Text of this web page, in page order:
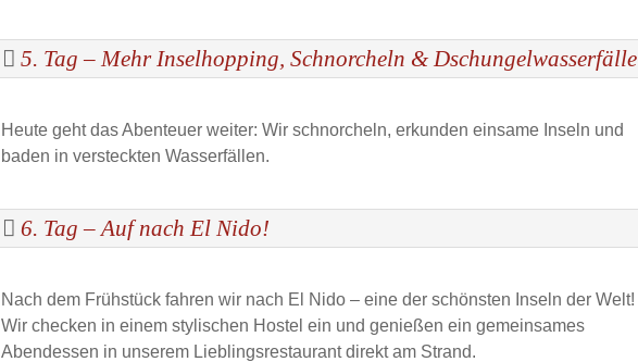
5. Tag – Mehr Inselhopping, Schnorcheln & Dschungelwasserfälle
Heute geht das Abenteuer weiter: Wir schnorcheln, erkunden einsame Inseln und
baden in versteckten Wasserfällen.
6. Tag – Auf nach El Nido!
Nach dem Frühstück fahren wir nach El Nido – eine der schönsten Inseln der Welt!
Wir checken in einem stylischen Hostel ein und genießen ein gemeinsames
Abendessen in unserem Lieblingsrestaurant direkt am Strand.